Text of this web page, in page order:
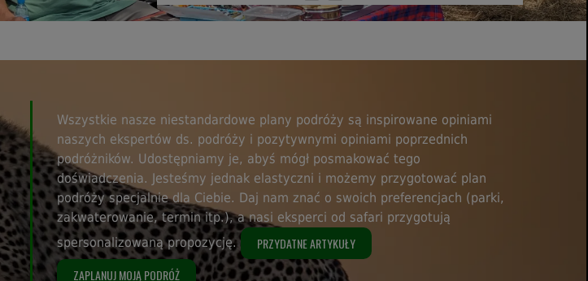
Wszystkie nasze niestandardowe plany podróży są inspirowane opiniami
naszych ekspertów ds. podróży i pozytywnymi opiniami poprzednich
podróżników. Udostępniamy je, abyś mógł posmakować tego
doświadczenia. Jesteśmy jednak elastyczni i możemy przygotować plan
podróży specjalnie dla Ciebie. Daj nam znać o swoich preferencjach (parki,
zakwaterowanie, termin itp.), a nasi eksperci od safari przygotują
spersonalizowaną propozycję.
PRZYDATNE ARTYKUŁY
ZAPLANUJ MOJĄ PODRÓŻ